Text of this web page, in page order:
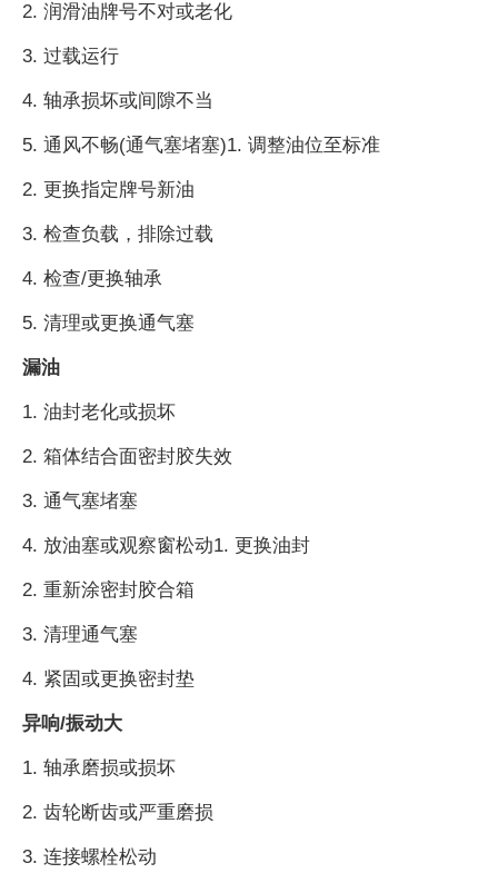
2. 润滑油牌号不对或老化
3. 过载运行
4. 轴承损坏或间隙不当
5. 通风不畅(通气塞堵塞)1. 调整油位至标准
2. 更换指定牌号新油
3. 检查负载，排除过载
4. 检查/更换轴承
5. 清理或更换通气塞
漏油
1. 油封老化或损坏
2. 箱体结合面密封胶失效
3. 通气塞堵塞
4. 放油塞或观察窗松动1. 更换油封
2. 重新涂密封胶合箱
3. 清理通气塞
4. 紧固或更换密封垫
异响/振动大
1. 轴承磨损或损坏
2. 齿轮断齿或严重磨损
3. 连接螺栓松动